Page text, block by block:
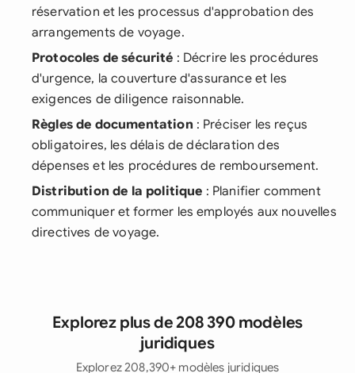
réservation et les processus d'approbation des
arrangements de voyage.
Protocoles de sécurité : Décrire les procédures
d'urgence, la couverture d'assurance et les
exigences de diligence raisonnable.
Règles de documentation : Préciser les reçus
obligatoires, les délais de déclaration des
dépenses et les procédures de remboursement.
Distribution de la politique : Planifier comment
communiquer et former les employés aux nouvelles
directives de voyage.
Explorez plus de 208 390 modèles
juridiques
Explorez 208,390+ modèles juridiques